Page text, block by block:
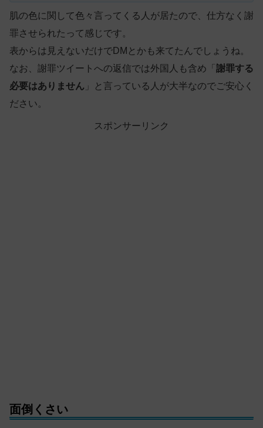
肌の色に関して色々言ってくる人が居たので、仕方なく謝
罪させられたって感じです。
表からは見えないだけでDMとかも来てたんでしょうね。
なお、謝罪ツイートへの返信では外国人も含め「 謝罪する
必要はありません 」と言っている人が大半なのでご安心く
ださい。
スポンサーリンク
面倒くさい